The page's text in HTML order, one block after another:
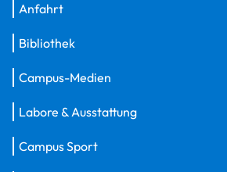
Anfahrt
Bibliothek
Campus-Medien
Labore & Ausstattung
Campus Sport